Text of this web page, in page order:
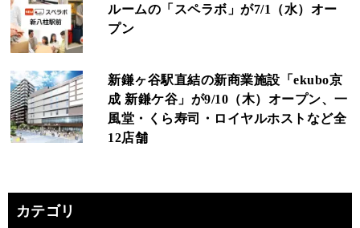
ルームの「スペラボ」が7/1（水）オー
プン
新鎌ヶ谷駅直結の新商業施設「ekubo京
成 新鎌ケ谷」が9/10（木）オープン、一
風堂・くら寿司・ロイヤルホストなど全
12店舗
カテゴリ